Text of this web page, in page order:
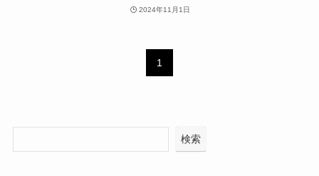
2024年11月1日
1
検索